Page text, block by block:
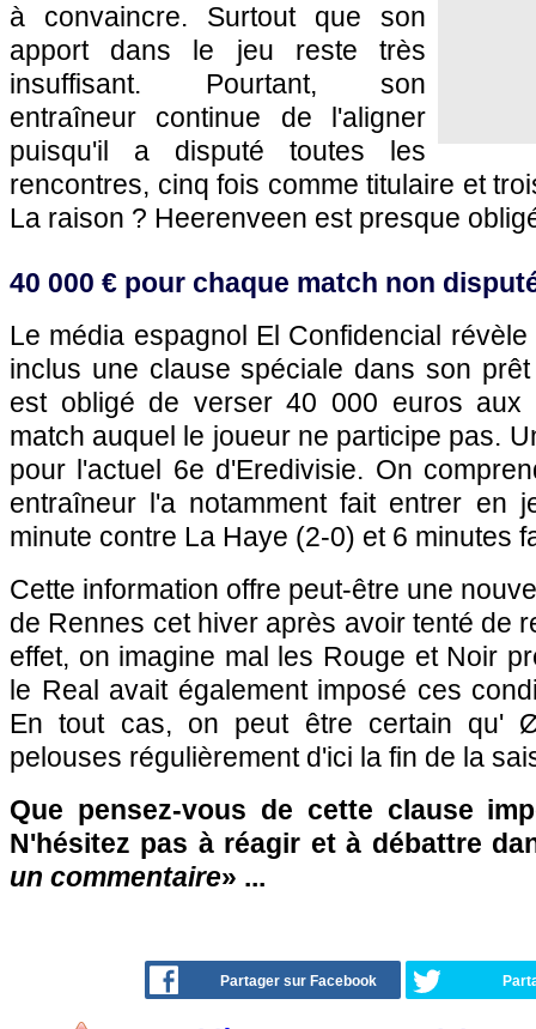
à convaincre. Surtout que son
apport dans le jeu reste très
insuffisant. Pourtant, son
entraîneur continue de l'aligner
puisqu'il a disputé toutes les
rencontres, cinq fois comme titulaire et
La raison ? Heerenveen est presque
40 000 € pour chaque match non
Le média espagnol El Confidencial
inclus une clause spéciale dans son
est obligé de verser 40 000 euros aux
match auquel le joueur ne participe pas.
pour l'actuel 6e d'Eredivisie. On
entraîneur l'a notamment fait entrer en
minute contre La Haye (2-0) et 6 minutes
Cette information offre peut-être une
de Rennes cet hiver après avoir tenté de
effet, on imagine mal les Rouge et Noir
le Real avait également imposé ces
En tout cas, on peut être certain qu'
pelouses régulièrement d'ici la fin de la
Que pensez-vous de cette clause
N'hésitez pas à réagir et à débattre
un commentaire» ...
Partager sur Facebook